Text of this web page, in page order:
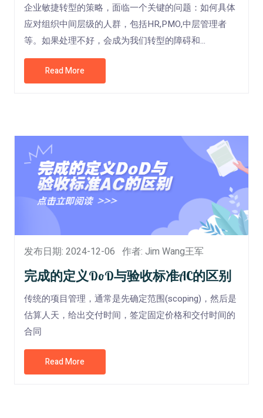
企业敏捷转型的策略，面临一个关键的问题：如何具体
应对组织中间层级的人群，包括HR,PMO,中层管理者
等。如果处理不好，会成为我们转型的障碍和...
Read More
发布日期: 2024-12-06 作者: Jim Wang王军
完成的定义DoD与验收标准AC的区别
传统的项目管理，通常是先确定范围(scoping)，然后是
估算人天，给出交付时间，签定固定价格和交付时间的
合同
Read More